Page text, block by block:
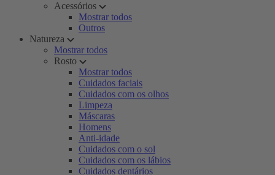
Acessórios
Mostrar todos
Outros
Natureza
Mostrar todos
Rosto
Mostrar todos
Cuidados faciais
Cuidados com os olhos
Limpeza
Máscaras
Homens
Anti-idade
Cuidados com o sol
Cuidados com os lábios
Cuidados dentários